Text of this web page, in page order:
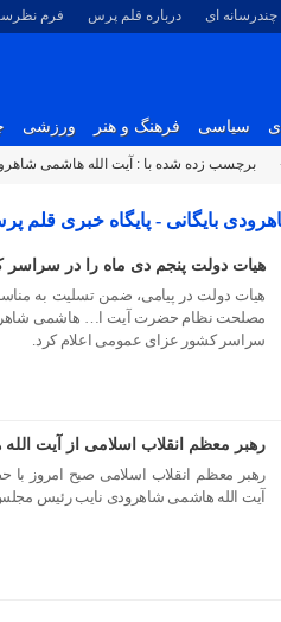
چندرسانه ای درباره قلم پرس فرم
سیاسی فرهنگ و هنر ورزشی
برچسب زده شده با : آیت الله هاشمی
بایگانی - پایگاه خبری قلم
هیات دولت پنجم دی ماه را در
هیات دولت در پیامی، ضمن تسلیت به
مصلحت نظام حضرت آیت ا… هاشمی
سراسر کشور عزای عمومی اعلام کرد.
رهبر معظم انقلاب اسلامی از آیت
رهبر معظم انقلاب اسلامی صبح امروز با
آیت الله هاشمی شاهرودی نایب رئیس